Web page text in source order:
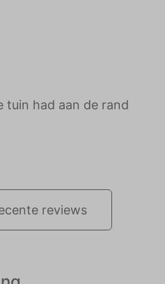
tuin had aan de rand
reviews